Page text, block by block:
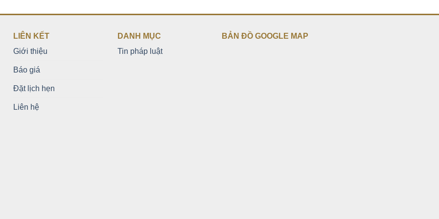
LIÊN KẾT
Giới thiệu
Báo giá
Đặt lịch hẹn
Liên hệ
DANH MỤC
Tin pháp luật
BẢN ĐỒ GOOGLE MAP